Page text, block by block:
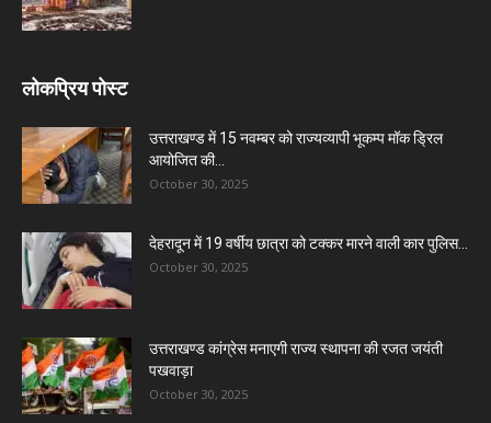
लोकप्रिय पोस्ट
उत्तराखण्ड में 15 नवम्बर को राज्यव्यापी भूकम्प मॉक ड्रिल
आयोजित की...
October 30, 2025
देहरादून में 19 वर्षीय छात्रा को टक्कर मारने वाली कार पुलिस...
October 30, 2025
उत्तराखण्ड कांग्रेस मनाएगी राज्य स्थापना की रजत जयंती
पखवाड़ा
October 30, 2025